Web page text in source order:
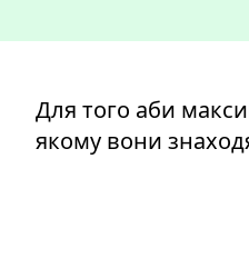
Для того аби
якому вони